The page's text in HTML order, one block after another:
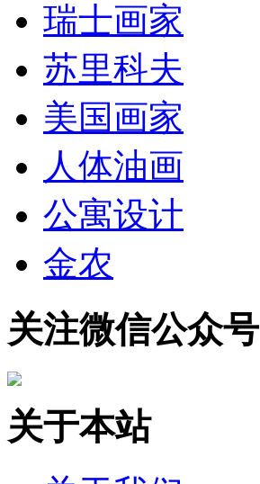
瑞士画家
苏里科夫
美国画家
人体油画
公寓设计
金农
关注微信公众号
关于本站